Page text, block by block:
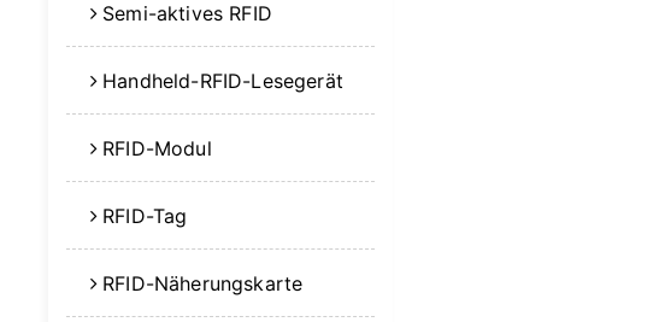
Semi-aktives RFID
Handheld-RFID-Lesegerät
RFID-Modul
RFID-Tag
RFID-Näherungskarte